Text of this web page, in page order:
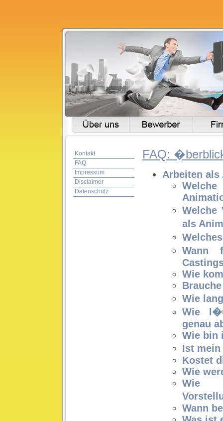
Kontakt
FAQ
Impressum
Disclaimer
Datenschutz
FAQ:
Arbeiten als
Welche
als
Wann
Wie
Wie
Wie
genau
Wie bin
Ist
Kostet
Wie
Wie
Wann